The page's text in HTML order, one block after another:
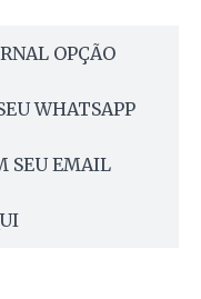
OPÇÃO
WHATSAPP
SEU EMAIL